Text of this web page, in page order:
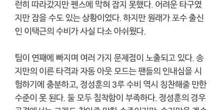
런히 따라갔지만 펜스에 막혀 잡지 못했다. 어려운 타구였
지만 잡을 수도 있는 상황이었다. 하지만 원래가 포수 출신
인 이택근의 수비가 사실 다소 아쉬웠다.
팀이 연패에 빠지며 여러 가지 문제점이 노출되고 있다. 송
지만의 이른 타격과 자동 아웃 모드는 팬들의 인내심을 시
험하기에 충분하고, 정성훈의 3루 수비 역시 칭찬해줄 만한
수준이 못 된다. 둘 모두 침착함이 부족하다. 정성훈의 경우